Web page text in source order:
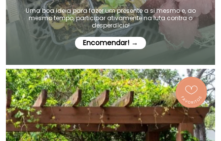
Uma boa ideia para fazer um presente a si mesmo e, ao
mesmo tempo, participar ativamente na luta contra o
desperdício!
Encomendar! →